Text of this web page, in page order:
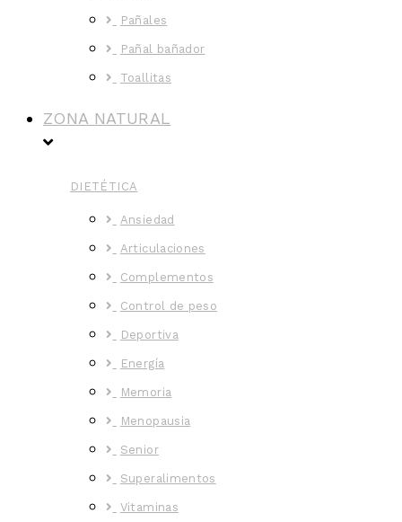
Pañales
Pañal bañador
Toallitas
ZONA NATURAL
DIETÉTICA
Ansiedad
Articulaciones
Complementos
Control de peso
Deportiva
Energía
Memoria
Menopausia
Senior
Superalimentos
Vitaminas